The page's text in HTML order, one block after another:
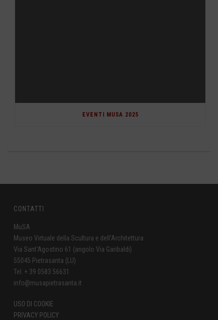
EVENTI MUSA 2025
CONTATTI
MuSA
Museo Virtuale della Scultura e dell'Architettura
Via Sant'Agostino 61 (angolo Via Garibaldi)
55045 Pietrasanta (LU)
Tel. + 39 0583 56631
info@musapietrasanta.it
USO DI COOKIE
PRIVACY POLICY